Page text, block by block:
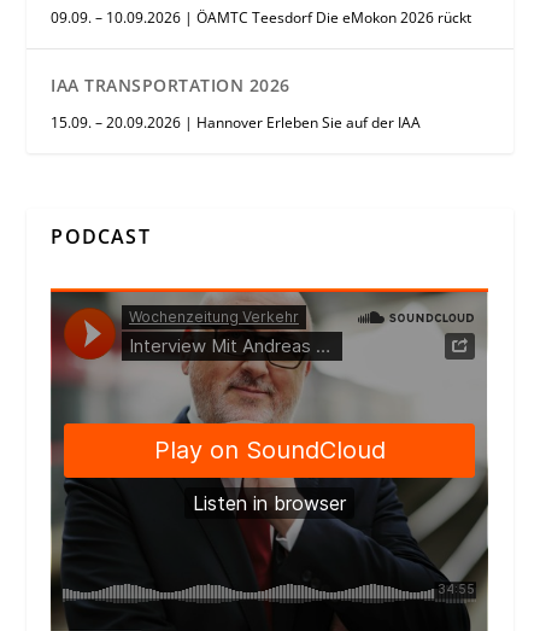
09.09. – 10.09.2026 | ÖAMTC Teesdorf Die eMokon 2026 rückt
IAA TRANSPORTATION 2026
15.09. – 20.09.2026 | Hannover Erleben Sie auf der IAA
PODCAST